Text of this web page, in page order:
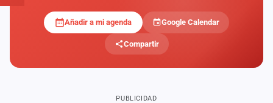
Añadir a mi agenda Google Calendar
Compartir
PUBLICIDAD